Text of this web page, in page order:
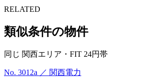
RELATED
類似条件の物件
同じ 関西エリア・FIT 24円帯
No. 3012a ／ 関西電力